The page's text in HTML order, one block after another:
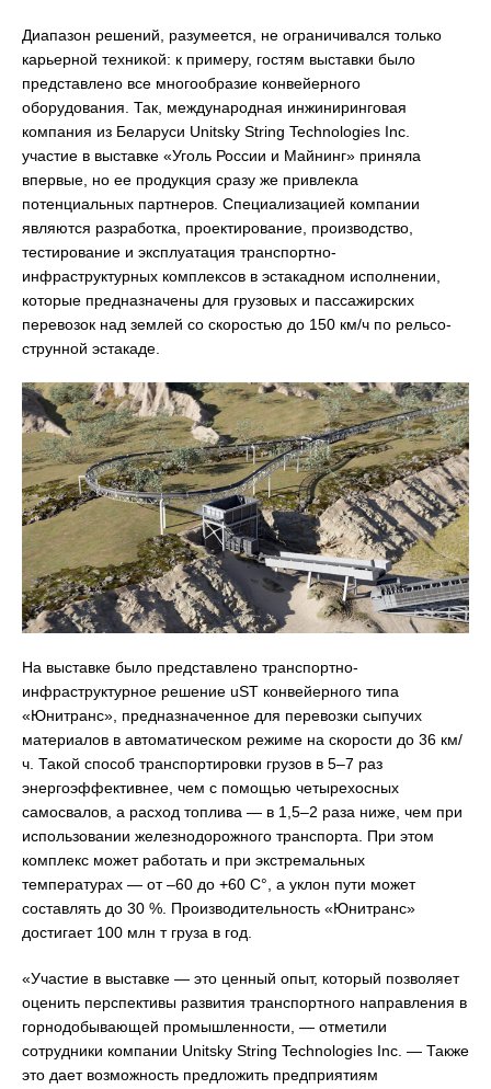
Диапазон решений, разумеется, не ограничивался только
карьерной техникой: к примеру, гостям выставки было
представлено все многообразие конвейерного
оборудования. Так, международная инжиниринговая
компания из Беларуси Unitsky String Technologies Inc.
участие в выставке «Уголь России и Майнинг» приняла
впервые, но ее продукция сразу же привлекла
потенциальных партнеров. Специализацией компании
являются разработка, проектирование, производство,
тестирование и эксплуатация транспортно-
инфраструктурных комплексов в эстакадном исполнении,
которые предназначены для грузовых и пассажирских
перевозок над землей со скоростью до 150 км/ч по рельсо-
струнной эстакаде.
На выставке было представлено транспортно-
инфраструктурное решение uST конвейерного типа
«Юнитранс», предназначенное для перевозки сыпучих
материалов в автоматическом режиме на скорости до 36 км/
ч. Такой способ транспортировки грузов в 5–7 раз
энергоэффективнее, чем с помощью четырехосных
самосвалов, а расход топлива — в 1,5–2 раза ниже, чем при
использовании железнодорожного транспорта. При этом
комплекс может работать и при экстремальных
температурах — от –60 до +60 С°, а уклон пути может
составлять до 30 %. Производительность «Юнитранс»
достигает 100 млн т груза в год.
«Участие в выставке — это ценный опыт, который позволяет
оценить перспективы развития транспортного направления в
горнодобывающей промышленности, — отметили
сотрудники компании Unitsky String Technologies Inc. — Также
это дает возможность предложить предприятиям